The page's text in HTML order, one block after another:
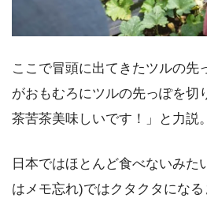
ここで冒頭に出てきたツルの先
がおもむろにツルの先っぽを切
茶苦茶美味しいです！」と力説。
日本ではほとんど食べないみた
はメモ忘れ)ではクタクタにな